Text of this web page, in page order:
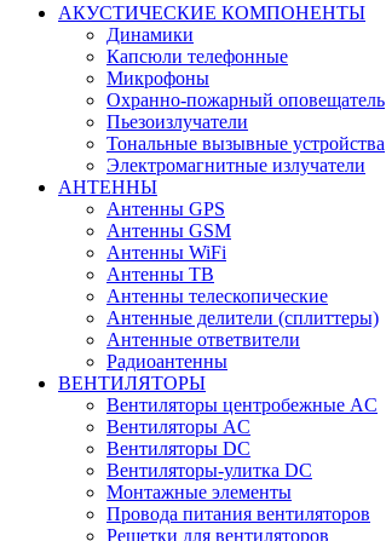
АКУСТИЧЕСКИЕ КОМПОНЕНТЫ
Динамики
Капсюли телефонные
Микрофоны
Охранно-пожарный оповещатель
Пьезоизлучатели
Тональные вызывные устройства
Электромагнитные излучатели
АНТЕННЫ
Антенны GPS
Антенны GSM
Антенны WiFi
Антенны ТВ
Антенны телескопические
Антенные делители (сплиттеры)
Антенные ответвители
Радиоантенны
ВЕНТИЛЯТОРЫ
Вентиляторы центробежные AC
Вентиляторы AC
Вентиляторы DC
Вентиляторы-улитка DC
Монтажные элементы
Провода питания вентиляторов
Решетки для вентиляторов